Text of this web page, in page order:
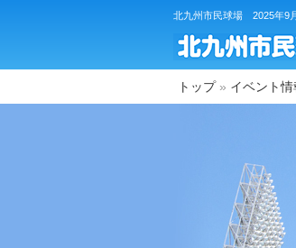
北九州市民球場 2025年9
トップ » イベント情
イベント